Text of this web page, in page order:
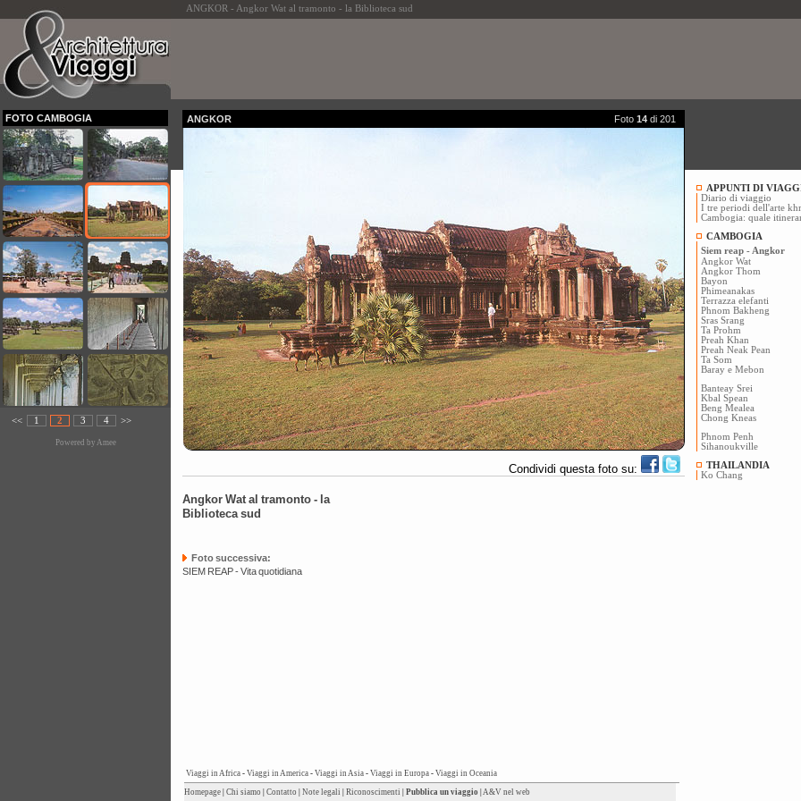
ANGKOR - Angkor Wat al tramonto - la Biblioteca sud
FOTO CAMBOGIA
<< 1 2 3 4 >>
Powered by Amee
ANGKOR Foto 14 di 201
Condividi questa foto su:
Angkor Wat al tramonto - la
Biblioteca sud
Foto successiva:
SIEM REAP - Vita quotidiana
APPUNTI DI
Diario di viaggio
I tre periodi dell'arte
Cambogia: quale
CAMBOGIA
Siem reap - Angkor
Angkor Wat
Angkor Thom
Bayon
Phimeanakas
Terrazza elefanti
Phnom Bakheng
Sras Srang
Ta Prohm
Preah Khan
Preah Neak Pean
Ta Som
Baray e Mebon
Banteay Srei
Kbal Spean
Beng Mealea
Chong Kneas
Phnom Penh
Sihanoukville
THAILANDIA
Ko Chang
Viaggi in Africa - Viaggi in America - Viaggi in Asia - Viaggi in Europa - Viaggi in Oceania
Homepage Chi siamo Contatto Note legali Riconoscimenti Pubblica un viaggio A&V nel web